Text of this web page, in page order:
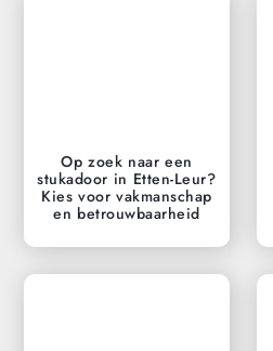
Op zoek naar een
stukadoor in Etten-Leur?
Kies voor vakmanschap
en betrouwbaarheid